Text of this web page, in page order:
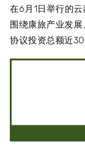
在6月1日举行的
围绕康旅产业发
协议投资总额近